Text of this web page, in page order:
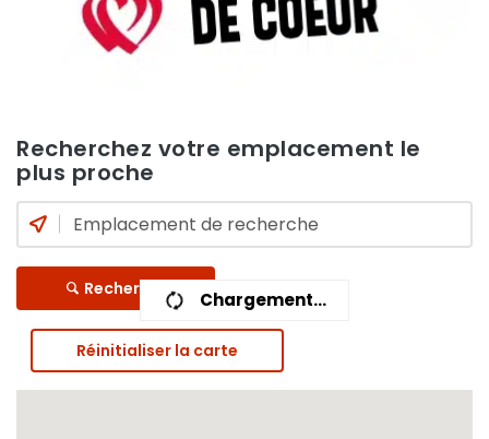
Chargement...
Recherchez votre emplacement le
plus proche
Recherche
Réinitialiser la carte